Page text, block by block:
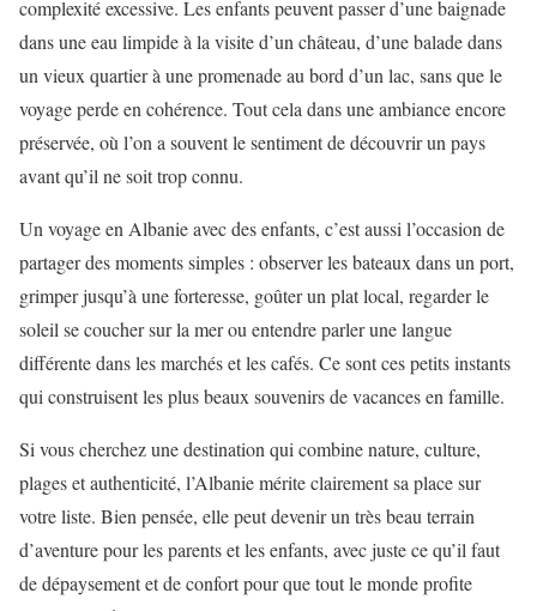
complexité excessive. Les enfants peuvent passer d’une baignade
dans une eau limpide à la visite d’un château, d’une balade dans
un vieux quartier à une promenade au bord d’un lac, sans que le
voyage perde en cohérence. Tout cela dans une ambiance encore
préservée, où l’on a souvent le sentiment de découvrir un pays
avant qu’il ne soit trop connu.
Un voyage en Albanie avec des enfants, c’est aussi l’occasion de
partager des moments simples : observer les bateaux dans un port,
grimper jusqu’à une forteresse, goûter un plat local, regarder le
soleil se coucher sur la mer ou entendre parler une langue
différente dans les marchés et les cafés. Ce sont ces petits instants
qui construisent les plus beaux souvenirs de vacances en famille.
Si vous cherchez une destination qui combine nature, culture,
plages et authenticité, l’Albanie mérite clairement sa place sur
votre liste. Bien pensée, elle peut devenir un très beau terrain
d’aventure pour les parents et les enfants, avec juste ce qu’il faut
de dépaysement et de confort pour que tout le monde profite